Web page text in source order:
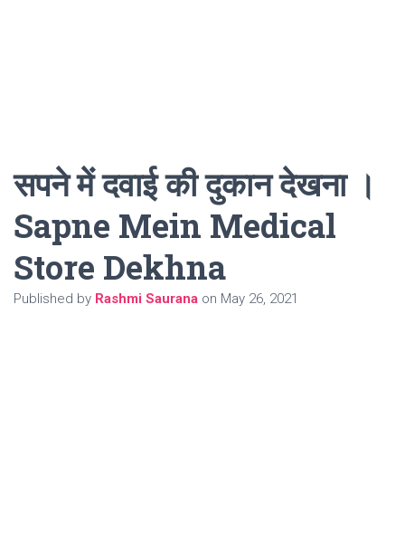
सपने में दवाई की दुकान देखना ।
Sapne Mein Medical
Store Dekhna
Published by Rashmi Saurana on May 26, 2021